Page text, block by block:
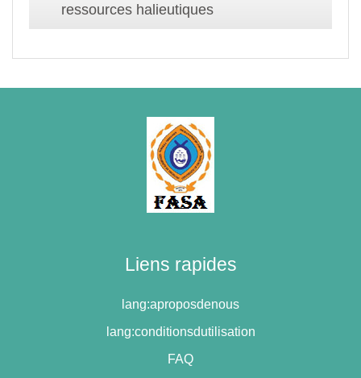
ressources halieutiques
Liens rapides
lang:aproposdenous
lang:conditionsdutilisation
FAQ